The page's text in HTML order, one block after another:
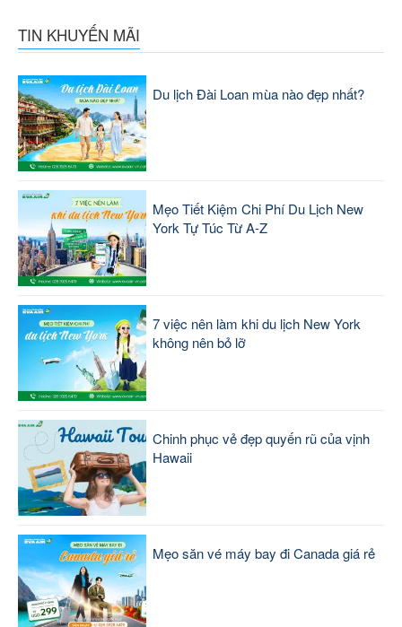
TIN KHUYẾN MÃI
Du lịch Đài Loan mùa nào đẹp nhất?
Mẹo Tiết Kiệm Chi Phí Du Lịch New
York Tự Túc Từ A-Z
7 việc nên làm khi du lịch New York
không nên bỏ lỡ
Chinh phục vẻ đẹp quyến rũ của vịnh
Hawaii
Mẹo săn vé máy bay đi Canada giá rẻ